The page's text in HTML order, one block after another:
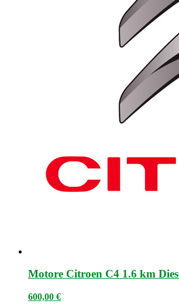
Motore Citroen C4 1.6 km
600,00 €